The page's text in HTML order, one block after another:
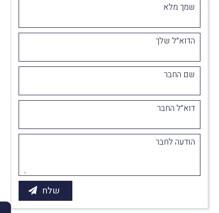
שמך מלא
הדוא״ל שלך
שם החבר
דוא״ל החבר
הודעה לחבר